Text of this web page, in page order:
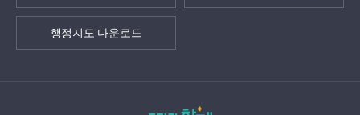
행정지도 다운로드